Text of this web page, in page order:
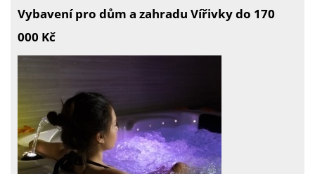
Vybavení pro dům a zahradu Vířivky do 170
000 Kč